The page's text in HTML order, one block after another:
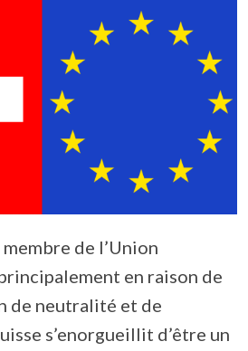
membre de l’Union
en raison de
de neutralité et de
s’enorgueillit d’être un